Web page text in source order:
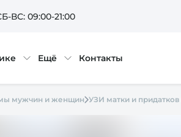
ВС: 09:00-21:00
Ещё Контакты
мужчин и женщин УЗИ матки и